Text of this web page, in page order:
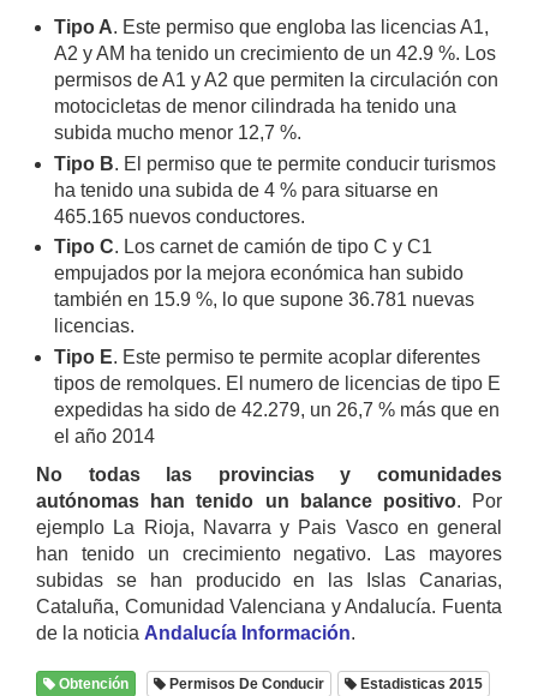
Tipo A. Este permiso que engloba las licencias A1,
A2 y AM ha tenido un crecimiento de un 42.9 %. Los
permisos de A1 y A2 que permiten la circulación con
motocicletas de menor cilindrada ha tenido una
subida mucho menor 12,7 %.
Tipo B. El permiso que te permite conducir turismos
ha tenido una subida de 4 % para situarse en
465.165 nuevos conductores.
Tipo C. Los carnet de camión de tipo C y C1
empujados por la mejora económica han subido
también en 15.9 %, lo que supone 36.781 nuevas
licencias.
Tipo E. Este permiso te permite acoplar diferentes
tipos de remolques. El numero de licencias de tipo E
expedidas ha sido de 42.279, un 26,7 % más que en
el año 2014
No todas las provincias y comunidades
autónomas han tenido un balance positivo. Por
ejemplo La Rioja, Navarra y Pais Vasco en general
han tenido un crecimiento negativo. Las mayores
subidas se han producido en las Islas Canarias,
Cataluña, Comunidad Valenciana y Andalucía. Fuenta
de la noticia Andalucía Información.
Obtención Permisos De Conducir Estadisticas 2015